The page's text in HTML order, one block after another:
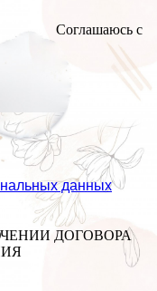
Соглашаюсь с
данных
ДОГОВОРА